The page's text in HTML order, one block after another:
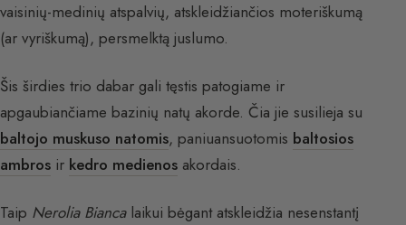
vaisinių-medinių atspalvių, atskleidžiančios moteriškumą
(ar vyriškumą), persmelktą juslumo.
Šis širdies trio dabar gali tęstis patogiame ir
apgaubiančiame bazinių natų akorde. Čia jie susilieja su
baltojo muskuso natomis, paniuansuotomis baltosios
ambros ir kedro medienos akordais.
Taip Nerolia Biancalaikui bėgant atskleidžia nesenstantį